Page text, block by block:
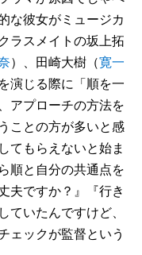
な彼女がミュージカ
ラスメイトの坂上拓
）、田崎大樹（寛一
演じる際に「順を一
アプローチの方法を
ことの方が多いと感
てもらえないと始ま
順と自分の共通点を
夫ですか？』『行き
いたんですけど、
ェックが監督という